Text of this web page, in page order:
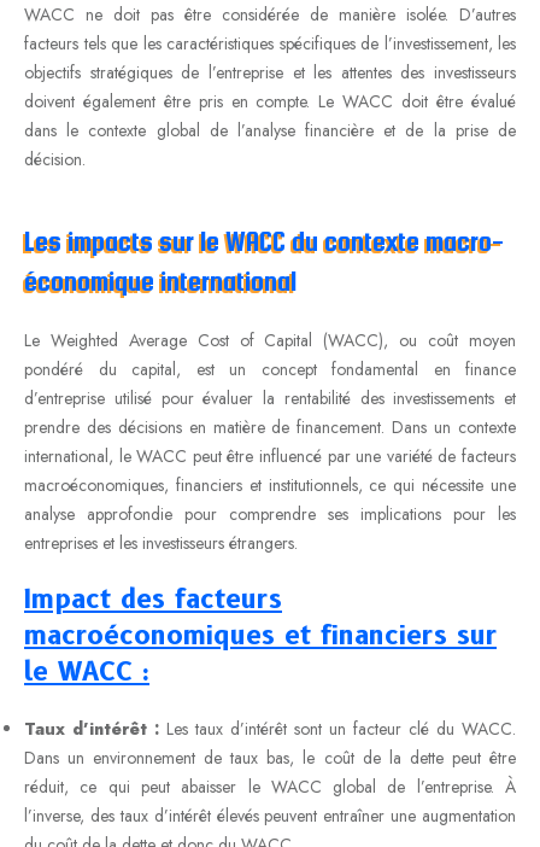
WACC ne doit pas être considérée de manière isolée. D’autres
facteurs tels que les caractéristiques spécifiques de l’investissement, les
objectifs stratégiques de l’entreprise et les attentes des investisseurs
doivent également être pris en compte. Le WACC doit être évalué
dans le contexte global de l’analyse financière et de la prise de
décision.
Les impacts sur le WACC du contexte macro-
économique international
Le Weighted Average Cost of Capital (WACC), ou coût moyen
pondéré du capital, est un concept fondamental en finance
d’entreprise utilisé pour évaluer la rentabilité des investissements et
prendre des décisions en matière de financement. Dans un contexte
international, le WACC peut être influencé par une variété de facteurs
macroéconomiques, financiers et institutionnels, ce qui nécessite une
analyse approfondie pour comprendre ses implications pour les
entreprises et les investisseurs étrangers.
Impact des facteurs
macroéconomiques et financiers sur
le WACC :
Taux d’intérêt : Les taux d’intérêt sont un facteur clé du WACC.
Dans un environnement de taux bas, le coût de la dette peut être
réduit, ce qui peut abaisser le WACC global de l’entreprise. À
l’inverse, des taux d’intérêt élevés peuvent entraîner une augmentation